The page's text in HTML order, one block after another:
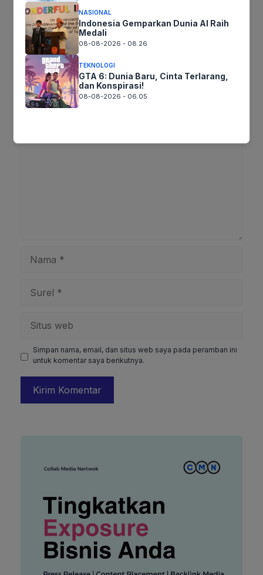
Tags:
Ikuti kami :
Tinggalkan komentar
web
Simpan nama, email, dan situs web saya pada peramban ini
untuk komentar saya berikutnya.
NASIONAL
Indonesia Gemparkan Dunia AI Raih
Medali
08-08-2026 - 08.26
TEKNOLOGI
GTA 6: Dunia Baru, Cinta Terlarang,
dan Konspirasi!
08-08-2026 - 06.05